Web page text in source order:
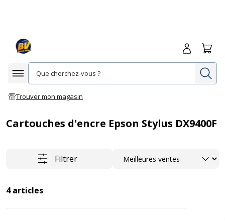
Afficher la navigation
Trouver mon magasin
Me
Cartouches d'encre Epson Stylus DX9400F
Filtrer Trier
4 articles